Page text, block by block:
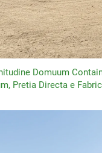
Domuum
Pretia Directa e